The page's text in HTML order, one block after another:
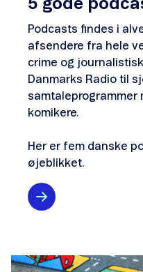
5 gode
Podcasts findes i
afsendere fra hele
crime og
Danmarks Radio til
samtaleprogrammer
komikere.
Her er fem danske
øjeblikket.